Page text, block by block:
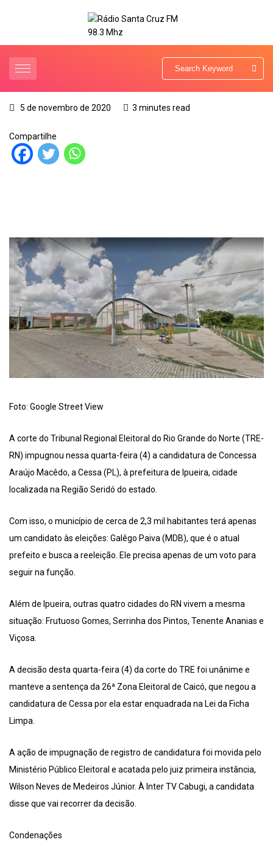
5 de novembro de 2020 3 minutes read
Compartilhe
Foto: Google Street View
A corte do Tribunal Regional Eleitoral do Rio Grande do Norte (TRE-
RN) impugnou nessa quarta-feira (4) a candidatura de Concessa
Araújo Macêdo, a Cessa (PL), à prefeitura de Ipueira, cidade
localizada na Região Seridó do estado.
Com isso, o município de cerca de 2,3 mil habitantes terá apenas
um candidato às eleições: Galêgo Paiva (MDB), que é o atual
prefeito e busca a reeleição. Ele precisa apenas de um voto para
seguir na função.
Além de Ipueira, outras quatro cidades do RN vivem a mesma
situação: Frutuoso Gomes, Serrinha dos Pintos, Tenente Ananias e
Viçosa.
A decisão desta quarta-feira (4) da corte do TRE foi unânime e
manteve a sentença da 26ª Zona Eleitoral de Caicó, que negou a
candidatura de Cessa por ela estar enquadrada na Lei da Ficha
Limpa.
A ação de impugnação de registro de candidatura foi movida pelo
Ministério Público Eleitoral e acatada pelo juiz primeira instância,
Wilson Neves de Medeiros Júnior. À Inter TV Cabugi, a candidata
disse que vai recorrer da decisão.
Condenações